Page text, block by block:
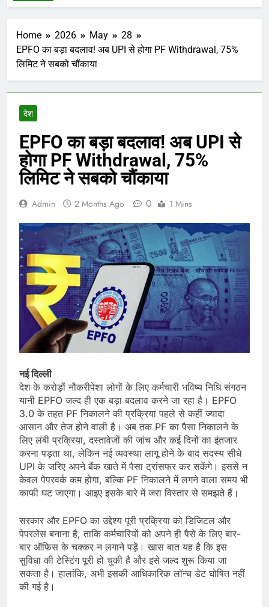
Home 2026 May
28
EPFO का बड़ा बदलाव! अब UPI से होगा PF Withdrawal, 75%
लिमिट ने सबको चौंकाया
देश
EPFO का बड़ा बदलाव! अब UPI से
होगा PF Withdrawal, 75%
लिमिट ने सबको चौंकाया
Admin 2 Months Ago 0 1 Mins
नई दिल्ली
देश के करोड़ों नौकरीपेशा लोगों के लिए कर्मचारी भविष्य निधि संगठन
यानी EPFO जल्द ही एक बड़ा बदलाव करने जा रहा है। EPFO
3.0 के तहत PF निकालने की प्रक्रिया पहले से कहीं ज्यादा
आसान और तेज होने वाली है। अब तक PF का पैसा निकालने के
लिए लंबी प्रक्रिया, दस्तावेजों की जांच और कई दिनों का इंतजार
करना पड़ता था, लेकिन नई व्यवस्था लागू होने के बाद सदस्य सीधे
UPI के जरिए अपने बैंक खाते में पैसा ट्रांसफर कर सकेंगे। इससे न
केवल पेपरवर्क कम होगा, बल्कि PF निकालने में लगने वाला समय भी
काफी घट जाएगा। आइए इसके बारे में जरा विस्तार से समझते हैं।
सरकार और EPFO का उद्देश्य पूरी प्रक्रिया को डिजिटल और
पेपरलेस बनाना है, ताकि कर्मचारियों को अपने ही पैसे के लिए बार-
बार ऑफिस के चक्कर न लगाने पड़ें। खास बात यह है कि इस
सुविधा की टेस्टिंग पूरी हो चुकी है और इसे जल्द शुरू किया जा
सकता है। हालांकि, अभी इसकी आधिकारिक लॉन्च डेट घोषित नहीं
की गई है।